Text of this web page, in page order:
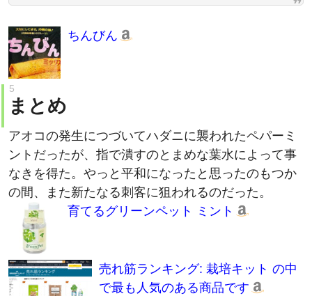
ちんびん
まとめ
アオコの発生につづいてハダニに襲われたペパーミ
ントだったが、指で潰すのとまめな葉水によって事
なきを得た。やっと平和になったと思ったのもつか
の間、また新たなる刺客に狙われるのだった。
育てるグリーンペット ミント
売れ筋ランキング: 栽培キット の中
で最も人気のある商品です